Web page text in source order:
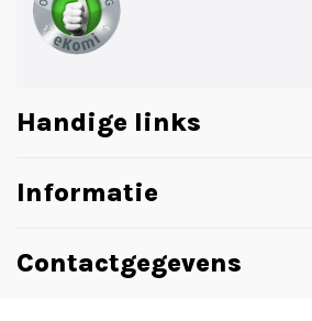
Handige links
Informatie
Contactgegevens